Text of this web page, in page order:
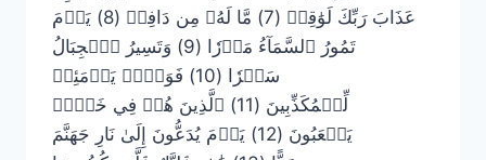
عَذَابَ رَبِّكَ لَوَٰقِعٞ (7) مَّا لَهُۥ مِن دَافِعٖ (8) يَوۡمَ
تَمُورُ ٱلسَّمَآءُ مَوۡرٗا (9) وَتَسِيرُ ٱلۡجِبَالُ
سَيۡرٗا (10) فَوَيۡلٞ يَوۡمَئِذٖ
لِّلۡمُكَذِّبِينَ (11) ٱلَّذِينَ هُمۡ فِي خَوۡضٖ
يَلۡعَبُونَ (12) يَوۡمَ يُدَعُّونَ إِلَىٰ نَارِ جَهَنَّمَ